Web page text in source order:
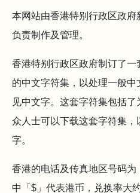
本网站由香港特别行政区政
负责制作及管理。
香港特别行政区政府制订了一
的中文字符集，以处理一般
见中文字。这套字符集包括
众人士可以下载这套字符集
字。
香港的电话及传真地区号码
中「$」代表港币，兑换率大